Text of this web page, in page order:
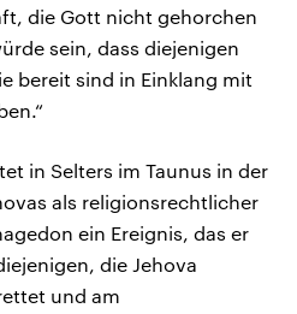
die Gott nicht gehorchen
sein, dass diejenigen
bereit sind in Einklang mit
in Selters im Taunus in der
als religionsrechtlicher
ein Ereignis, das er
die Jehova
und am